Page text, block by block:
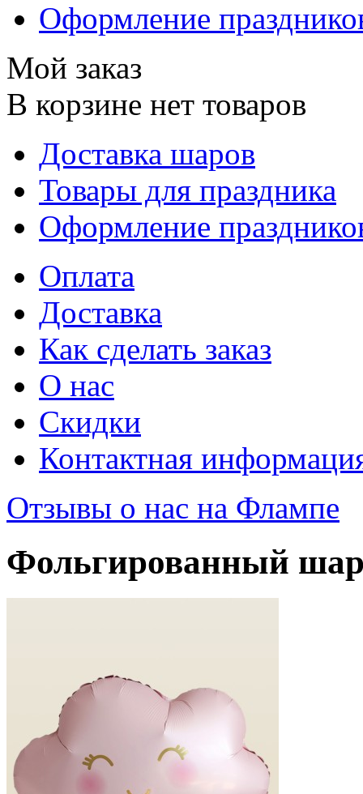
Оформление
Мой заказ
В корзине нет товаров
Доставка шаров
Товары для праздника
Оформление
Оплата
Доставка
Как сделать заказ
О нас
Скидки
Контактная
Отзывы о нас на Флампе
Фольгированный шар